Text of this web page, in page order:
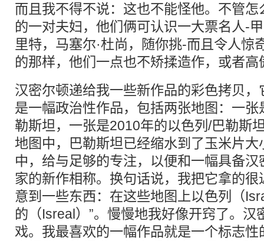
而且我不得不说：这也不能怪他。不管
的一对夫妇，他们俩可认识一大票名人-
里特，马塞尔·杜尚，随你挑-而且令人惊
的那样，他们一点也不矫揉造作，或者高
汉密尔顿递给我一些新作品的彩色拷贝
是一幅政治性作品，包括两张地图：一
勒斯坦，一张是2010年的以色列/巴勒斯
地图中，巴勒斯坦已经缩水到了玉米片
中，给与足够的专注，以便和一幅具备
家的新作相称。换句话说，我把它拿的
意到一些东西：在这些地图上以色列（
的（Isreal）”。慢慢地我好像开窍了。汉
戏。我最喜欢的一幅作品就是一个标志